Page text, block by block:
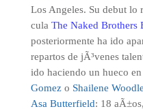
Los Angeles. Su debut
cula The Naked Brothers
posteriormente ha ido
repartos de jÃ³venes
ido haciendo un hueco
Gomezo Shailene
Asa Butterfield: 18